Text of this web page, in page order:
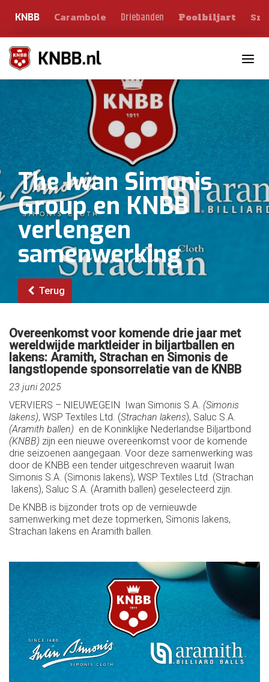
KNBB Carambole Driebanden Poolbiljart
The Iwan Simonis
Group en KNBB
verlengen
samenwerking
Terug
Overeenkomst voor komende drie jaar met
wereldwijde marktleider in biljartballen en
lakens: Aramith, Strachan en Simonis de
langstlopende sponsorrelatie van de KNBB
23 juni 2025
VERVIERS – NIEUWEGEIN Iwan Simonis S.A. (Simonis
lakens), WSP Textiles Ltd. (Strachan lakens), Saluc S.A.
(Aramith ballen) en de Koninklijke Nederlandse Biljartbond
(KNBB) zijn een nieuwe overeenkomst voor de komende
drie seizoenen aangegaan. Voor deze samenwerking was
door de KNBB een tender uitgeschreven waaruit Iwan
Simonis S.A. (Simonis lakens), WSP Textiles Ltd. (Strachan
lakens), Saluc S.A. (Aramith ballen) geselecteerd zijn.
De KNBB is bijzonder trots op de vernieuwde
samenwerking met deze topmerken, Simonis lakens,
Strachan lakens en Aramith ballen.